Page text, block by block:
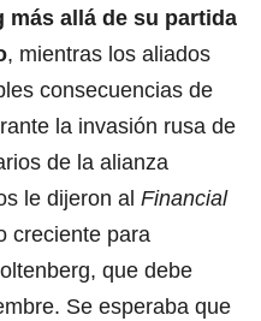
más allá de su partida
, mientras los aliados
consecuencias de
la invasión rusa de
de la alianza
le dijeron al Financial
creciente para
que debe
Se esperaba que